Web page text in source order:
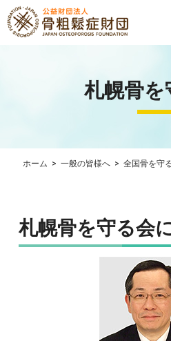
札幌骨を
ホーム > 一般の皆様へ > 全国骨を守
札幌骨を守る会